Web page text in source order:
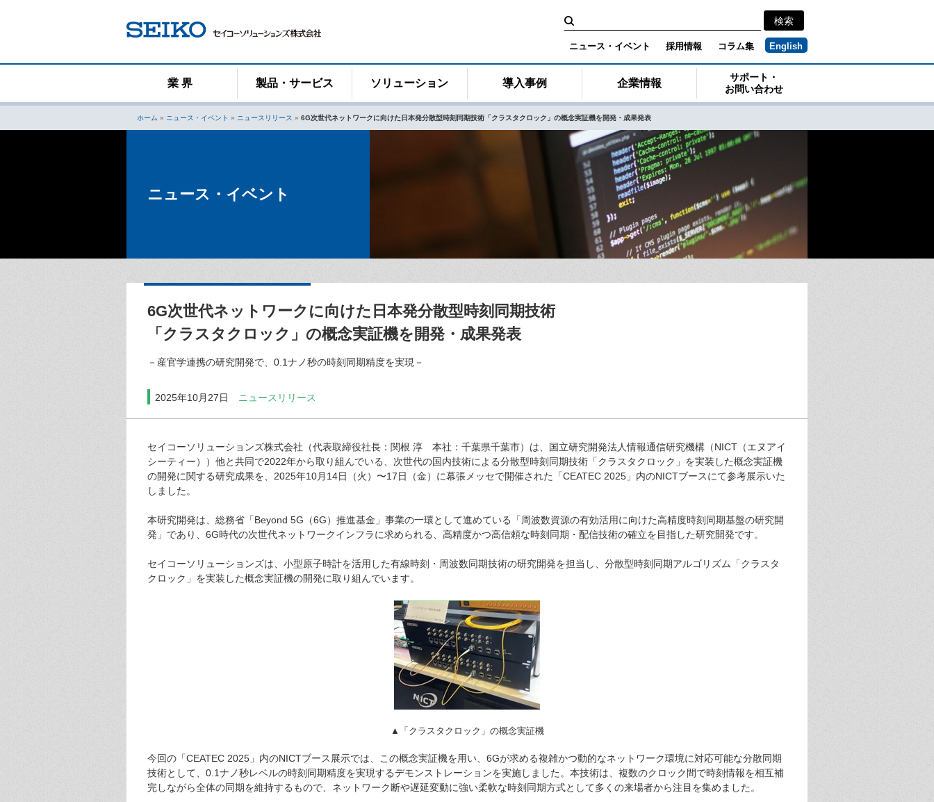
ツ
キ
検
索:
ニュース・イベント 採用情報 コラム集 English
業 界 製品・サービス ソリューション 導入事例 企業情報
サポート・
お問い合わせ
ホーム » ニュース・イベント » ニュースリリース » 6G次世代ネットワークに向けた日本発分散型時刻同期技術「クラスタクロック」の概念実証機を開発・成果発表
ニュース・イベント
6G次世代ネットワークに向けた日本発分散型時刻同期技術
「クラスタクロック」の概念実証機を開発・成果発表
－産官学連携の研究開発で、0.1ナノ秒の時刻同期精度を実現－
2025年10月27日 ニュースリリース
セイコーソリューションズ株式会社（代表取締役社長：関根 淳 本社：千葉県千葉市）は、国立研究開発法人情報通信研究機構（NICT（エヌアイ
シーティー））他と共同で2022年から取り組んでいる、次世代の国内技術による分散型時刻同期技術「クラスタクロック」を実装した概念実証機
の開発に関する研究成果を、2025年10月14日（火）〜17日（金）に幕張メッセで開催された「CEATEC 2025」内のNICTブースにて参考展示いた
しました。
本研究開発は、総務省「Beyond 5G（6G）推進基金」事業の一環として進めている「周波数資源の有効活用に向けた高精度時刻同期基盤の研究開
発」であり、6G時代の次世代ネットワークインフラに求められる、高精度かつ高信頼な時刻同期・配信技術の確立を目指した研究開発です。
セイコーソリューションズは、小型原子時計を活用した有線時刻・周波数同期技術の研究開発を担当し、分散型時刻同期アルゴリズム「クラスタ
クロック」を実装した概念実証機の開発に取り組んでいます。
▲「クラスタクロック」の概念実証機
今回の「CEATEC 2025」内のNICTブース展示では、この概念実証機を用い、6Gが求める複雑かつ動的なネットワーク環境に対応可能な分散同期
技術として、0.1ナノ秒レベルの時刻同期精度を実現するデモンストレーションを実施しました。本技術は、複数のクロック間で時刻情報を相互補
完しながら全体の同期を維持するもので、ネットワーク断や遅延変動に強い柔軟な時刻同期方式として多くの来場者から注目を集めました。